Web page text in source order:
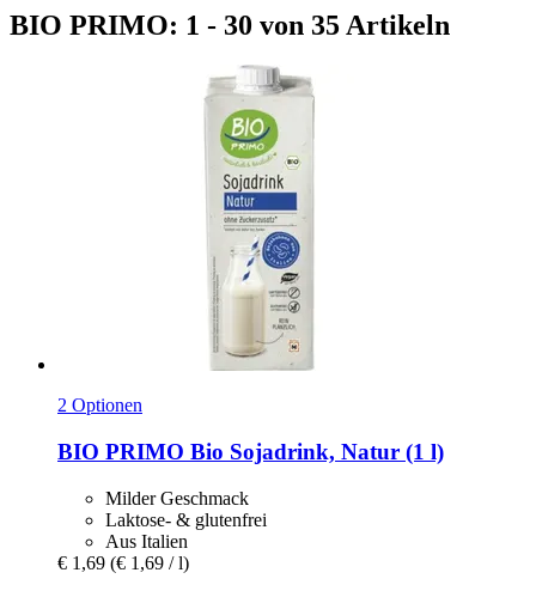
BIO PRIMO: 1 - 30 von 35 Artikeln
2 Optionen
BIO PRIMO Bio Sojadrink, Natur (1 l)
Milder Geschmack
Laktose- & glutenfrei
Aus Italien
€ 1,69 (€ 1,69 / l)